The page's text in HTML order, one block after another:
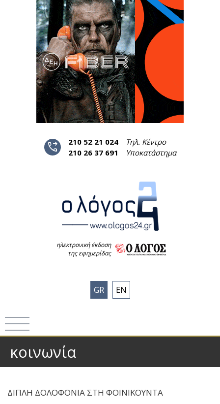
phone_forwarded 210 52 21 024
Τηλ. Κέντρο
210 26 37 691
Υποκατάστημα
ηλεκτρονική έκδοση
της εφημερίδας
GR EN
κοινωνία
ΔΙΠΛΗ ΔΟΛΟΦΟΝΙΑ ΣΤΗ ΦΟΙΝΙΚΟΥΝΤΑ